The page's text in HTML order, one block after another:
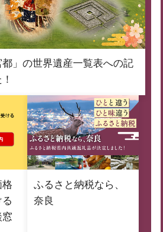
都」の世界遺産一覧表への記
格
窓
ふるさと納税なら、
奈良